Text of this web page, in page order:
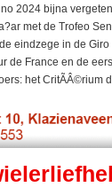
2024 bijna
met de Trofeo
eindzege in de
de France en de
het CritÃÂ©rium